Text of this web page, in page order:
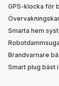
GPS-klocka för
Smarta hem
Brandvarnare
Smart plug bäst